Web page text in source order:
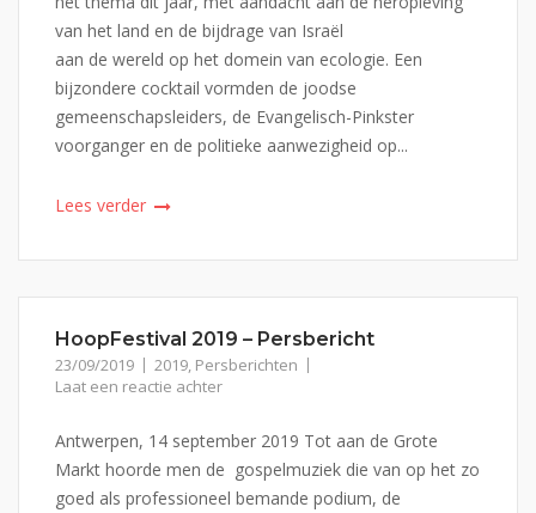
van het land en de bijdrage van Israël
aan de wereld op het domein van ecologie. Een
bijzondere cocktail vormden de joodse
gemeenschapsleiders, de Evangelisch-Pinkster
voorganger en de politieke aanwezigheid op...
Lees verder
HoopFestival 2019 – Persbericht
23/09/2019 2019, Persberichten
Laat een reactie achter
Antwerpen, 14 september 2019 Tot aan de Grote
Markt hoorde men de gospelmuziek die van op het zo
goed als professioneel bemande podium, de